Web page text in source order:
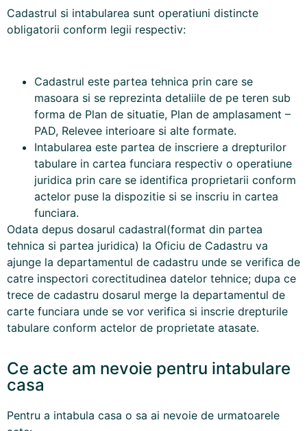
Cadastrul si intabularea sunt operatiuni distincte
obligatorii conform legii respectiv:
Cadastrul este partea tehnica prin care se
masoara si se reprezinta detaliile de pe teren sub
forma de Plan de situatie, Plan de amplasament –
PAD, Relevee interioare si alte formate.
Intabularea este partea de inscriere a drepturilor
tabulare in cartea funciara respectiv o operatiune
juridica prin care se identifica proprietarii conform
actelor puse la dispozitie si se inscriu in cartea
funciara.
Odata depus dosarul cadastral(format din partea
tehnica si partea juridica) la Oficiu de Cadastru va
ajunge la departamentul de cadastru unde se verifica de
catre inspectori corectitudinea datelor tehnice; dupa ce
trece de cadastru dosarul merge la departamentul de
carte funciara unde se vor verifica si inscrie drepturile
tabulare conform actelor de proprietate atasate.
Ce acte am nevoie pentru intabulare
casa
Pentru a intabula casa o sa ai nevoie de urmatoarele